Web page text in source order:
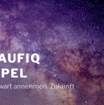
annehmen. Zukunft